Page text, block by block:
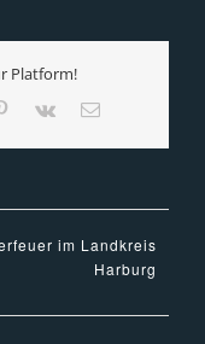
Platform!
Pinterest
Vk
im Landkreis
Harburg